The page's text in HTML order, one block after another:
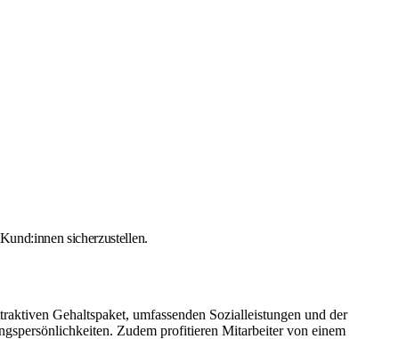
sicherzustellen.
Gehaltspaket, umfassenden Sozialleistungen und der
Zudem profitieren Mitarbeiter von einem